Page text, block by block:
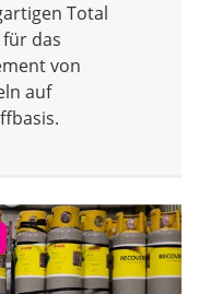
Total
das
von
auf